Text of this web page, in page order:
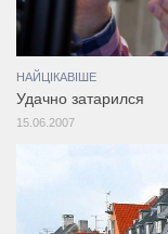
НАЙЦІКАВІШЕ
Удачно затарился
15.06.2007